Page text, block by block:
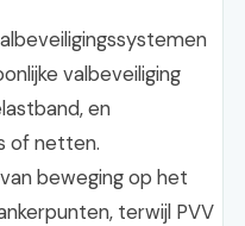
valbeveiliging
en
of netten.
beweging op het
terwijl PVV